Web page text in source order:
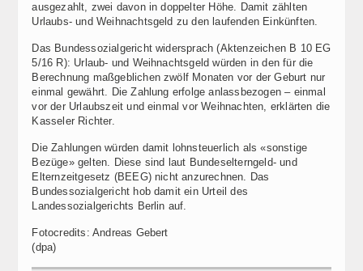
ausgezahlt, zwei davon in doppelter Höhe. Damit zählten
Urlaubs- und Weihnachtsgeld zu den laufenden Einkünften.
Das Bundessozialgericht widersprach (Aktenzeichen B 10 EG
5/16 R): Urlaub- und Weihnachtsgeld würden in den für die
Berechnung maßgeblichen zwölf Monaten vor der Geburt nur
einmal gewährt. Die Zahlung erfolge anlassbezogen – einmal
vor der Urlaubszeit und einmal vor Weihnachten, erklärten die
Kasseler Richter.
Die Zahlungen würden damit lohnsteuerlich als «sonstige
Bezüge» gelten. Diese sind laut Bundeselterngeld- und
Elternzeitgesetz (BEEG) nicht anzurechnen. Das
Bundessozialgericht hob damit ein Urteil des
Landessozialgerichts Berlin auf.
Fotocredits: Andreas Gebert
(dpa)